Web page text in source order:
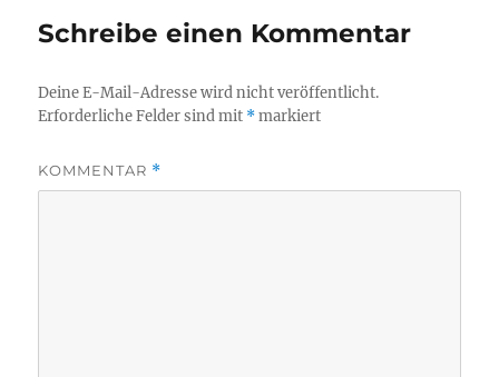
Schreibe einen Kommentar
Deine E-Mail-Adresse wird nicht veröffentlicht.
Erforderliche Felder sind mit *markiert
KOMMENTAR *